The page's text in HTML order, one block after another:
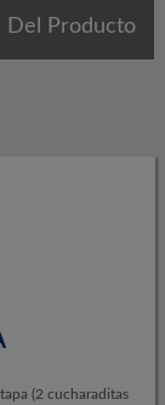
Del Producto
(2 cucharaditas